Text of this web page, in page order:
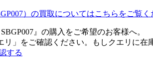
）の買取についてはこちらをご覧く
』の購入をご希望のお客様へ。
」をご確認ください。もしクエリに
する